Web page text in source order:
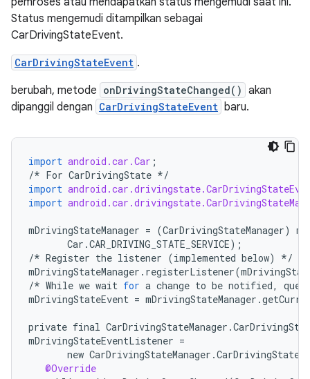
Status mengemudi ditampilkan sebagai
CarDrivingStateEvent.
CarDrivingStateEvent .
berubah, metode onDrivingStateChanged() akan
dipanggil dengan CarDrivingStateEvent baru.
import android.car.Car ;
/* For CarDrivingState */
import
import
mDrivingStateManager = (CarDrivingStateManager)
Car .CAR_DRIVING_STATE_SERVICE);
/* Register the listener (implemented below)
*/
mDrivingStateManager . registerListener(
/* While we wait for a change to be notified,
mDrivingStateEvent = mDrivingStateManager .
private final CarDrivingStateManager .
mDrivingStateEventListener =
new CarDrivingStateManager .
@Override